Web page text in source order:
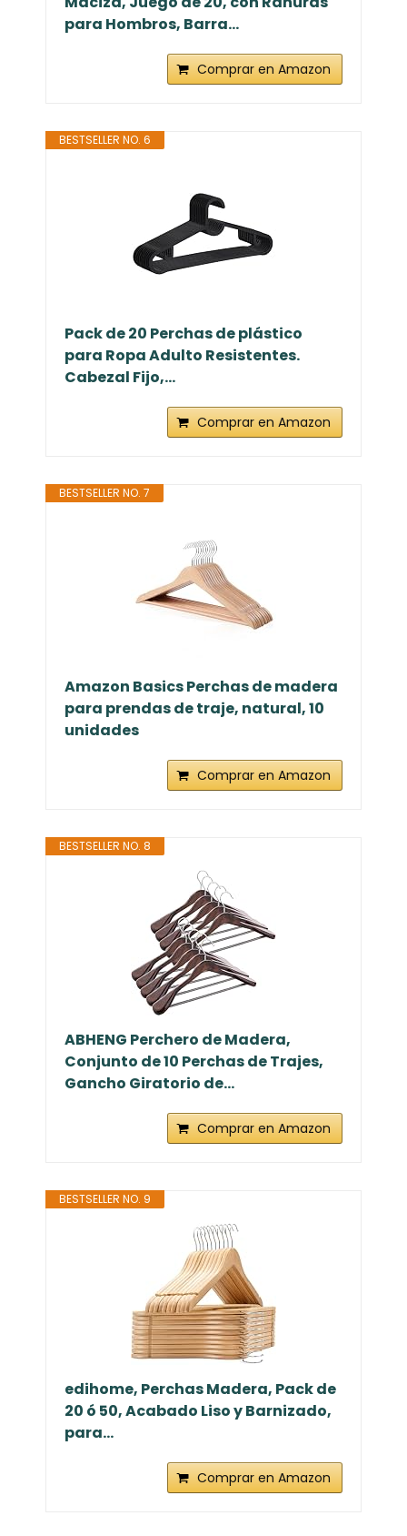
para Hombros, Barra...
Comprar en Amazon
BESTSELLER NO. 6
Pack de 20 Perchas de plástico
para Ropa Adulto Resistentes.
Cabezal Fijo,...
Comprar en Amazon
BESTSELLER NO. 7
Amazon Basics Perchas de madera
para prendas de traje, natural, 10
unidades
Comprar en Amazon
BESTSELLER NO. 8
ABHENG Perchero de Madera,
Conjunto de 10 Perchas de Trajes,
Gancho Giratorio de...
Comprar en Amazon
BESTSELLER NO. 9
edihome, Perchas Madera, Pack de
20 ó 50, Acabado Liso y Barnizado,
para...
Comprar en Amazon